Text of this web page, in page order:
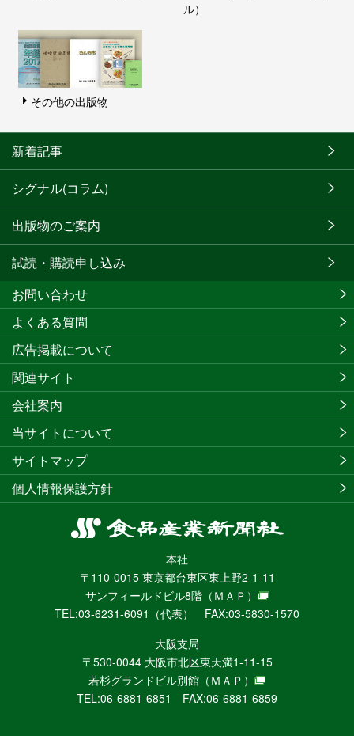
ル）
その他の出版物
新着記事
シグナル(コラム)
出版物のご案内
試読・購読申し込み
食
産
業
新
聞
社
ニ
ュ
ー
本社
〒110-0015 東京都台東区東上野2-1-11
サンフィールドビル8階 （ＭＡＰ）
TEL:03-6231-6091（代表） FAX:03-5830-1570
大阪支局
〒530-0044 大阪市北区東天満1-11-15
若杉グランドビル別館 （ＭＡＰ）
TEL:06-6881-6851 FAX:06-6881-6859
お問い合わせ
よくある質問
広告掲載について
関連サイト
会社案内
当サイトについて
サイトマップ
個人情報保護方針